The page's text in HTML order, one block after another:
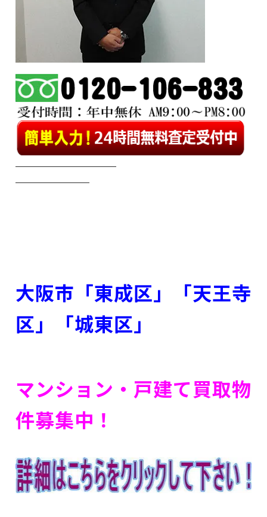
大阪市「東成区」「天王寺
区」「城東区」
マンション・戸建て買取物
件募集中！